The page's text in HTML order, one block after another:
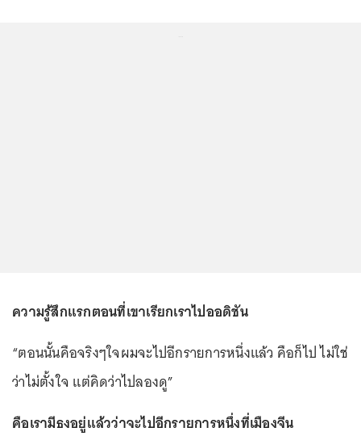
ความรู้สึกแรกตอนที่เขาเรียกเราไปออดิชัน
“ตอนนั้นคือจริงๆใจผมจะไปอีกรายการหนึ่งแล้ว คือก็ไป ไม่ใช่
ว่าไม่ตั้งใจ แต่คิดว่าไปลองดู”
คือเรามีธงอยู่แล้วว่าจะไปอีกรายการหนึ่งที่เมืองจีน